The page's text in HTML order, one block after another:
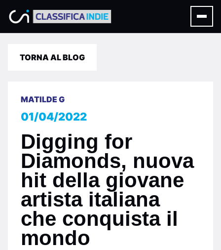
TORNA AL BLOG
MATILDE G
01/04/2022
Digging for
Diamonds, nuova
hit della giovane
artista italiana
che conquista il
mondo